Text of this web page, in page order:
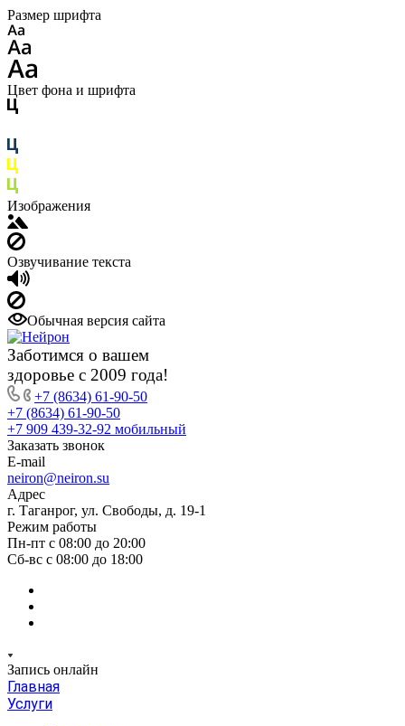
Размер шрифта
Цвет фона и шрифта
Изображения
Озвучивание текста
Обычная версия сайта
Заботимся о вашем
здоровье с 2009 года!
+7 (8634) 61-90-50
+7 (8634) 61-90-50
+7 909 439-32-92 мобильный
Заказать звонок
E-mail
neiron@neiron.su
Адрес
г. Таганрог, ул. Свободы, д. 19-1
Режим работы
Пн-пт с 08:00 до 20:00
Сб-вс с 08:00 до 18:00
Запись онлайн
Главная
Услуги